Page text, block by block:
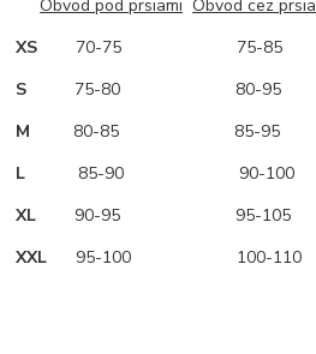
Obvod pod prsiami Obvod cez prsia
XS 70-75 75-85
S 75-80 80-95
M 80-85 85-95
L 85-90 90-100
XL 90-95 95-105
XXL 95-100 100-110